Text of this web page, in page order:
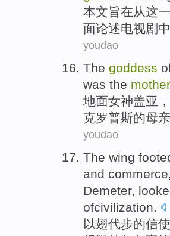
本文旨在从这
面论述电视剧 中
youdao
The goddess
was the mother
地面女神盖亚，
克罗普斯的母亲
youdao
The wing
and commerce,
Demeter,
ofcivilization.
以翅代步的信使